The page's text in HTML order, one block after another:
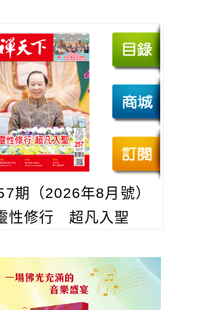
期（2026年8月號）
性修行 超凡入聖